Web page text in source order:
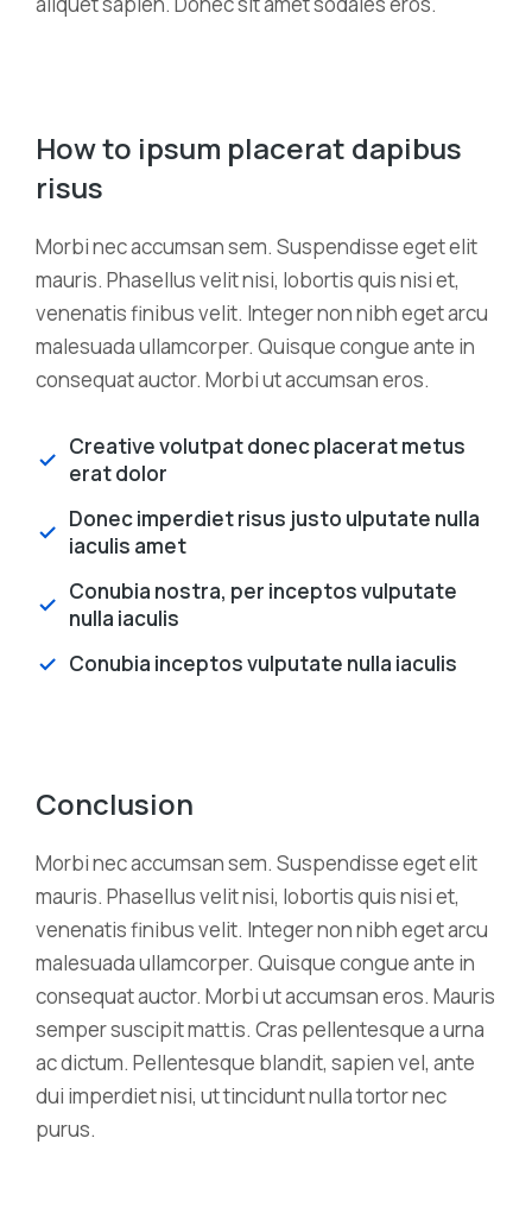
How to ipsum placerat dapibus
risus
Morbi nec accumsan sem. Suspendisse eget elit
mauris. Phasellus velit nisi, lobortis quis nisi et,
venenatis finibus velit. Integer non nibh eget arcu
malesuada ullamcorper. Quisque congue ante in
consequat auctor. Morbi ut accumsan eros.
Creative volutpat donec placerat metus
erat dolor
Donec imperdiet risus justo ulputate nulla
iaculis amet
Conubia nostra, per inceptos vulputate
nulla iaculis
Conubia inceptos vulputate nulla iaculis
Conclusion
Morbi nec accumsan sem. Suspendisse eget elit
mauris. Phasellus velit nisi, lobortis quis nisi et,
venenatis finibus velit. Integer non nibh eget arcu
malesuada ullamcorper. Quisque congue ante in
consequat auctor. Morbi ut accumsan eros. Mauris
semper suscipit mattis. Cras pellentesque a urna
ac dictum. Pellentesque blandit, sapien vel, ante
dui imperdiet nisi, ut tincidunt nulla tortor nec
purus.